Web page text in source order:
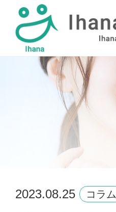
採用情報
2023.08.25 コラム